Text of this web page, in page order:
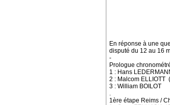
En réponse à une
disputé du 12 au 16
-
Prologue
1 : Hans
2 : Malcom ELLIOTT
3 : William BOILOT
.
1ère étape Reims /